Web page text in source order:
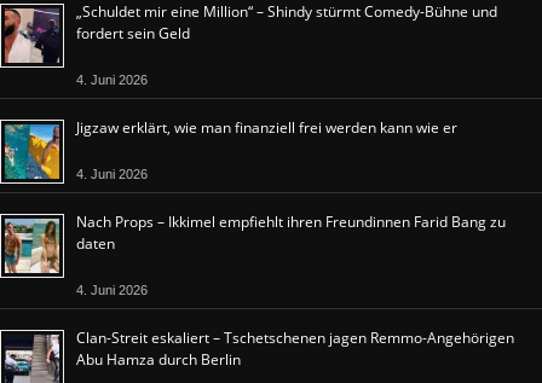
„Schuldet mir eine Million“ – Shindy stürmt Comedy-Bühne und
fordert sein Geld
4. Juni 2026
Jigzaw erklärt, wie man finanziell frei werden kann wie er
4. Juni 2026
Nach Props – Ikkimel empfiehlt ihren Freundinnen Farid Bang zu
daten
4. Juni 2026
Clan-Streit eskaliert – Tschetschenen jagen Remmo-Angehörigen
Abu Hamza durch Berlin